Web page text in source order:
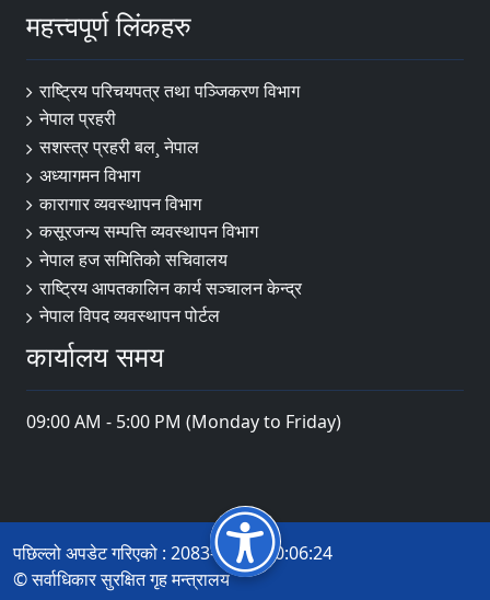
महत्त्वपूर्ण लिंकहरु
राष्ट्रिय परिचयपत्र तथा पञ्‍जिकरण विभाग
नेपाल प्रहरी
सशस्त्र प्रहरी बल¸ नेपाल
अध्यागमन विभाग
कारागार व्यवस्थापन विभाग
कसूरजन्य सम्पत्ति व्यवस्थापन विभाग
नेपाल हज समितिको सचिवालय
राष्ट्रिय आपतकालिन कार्य सञ्चालन केन्द्र
नेपाल विपद व्यवस्थापन पोर्टल
कार्यालय समय
09:00 AM - 5:00 PM (Monday to Friday)
पछिल्लो अपडेट गरिएको : 2083-04-22 10:06:24
© सर्वाधिकार सुरक्षित गृह मन्त्रालय